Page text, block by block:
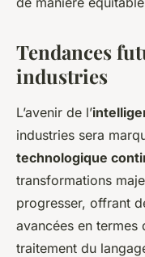
Tendances
industries
L’avenir de l’
industries sera
technologique
transformations
progresser, offrant
avancées en termes
traitement du